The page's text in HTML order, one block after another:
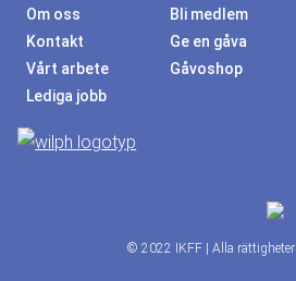
Om oss Bli medlem
Kontakt
Ge en gåva
Vårt arbete
Gåvoshop
Lediga jobb
© 2022 IKFF | Alla rättigheter